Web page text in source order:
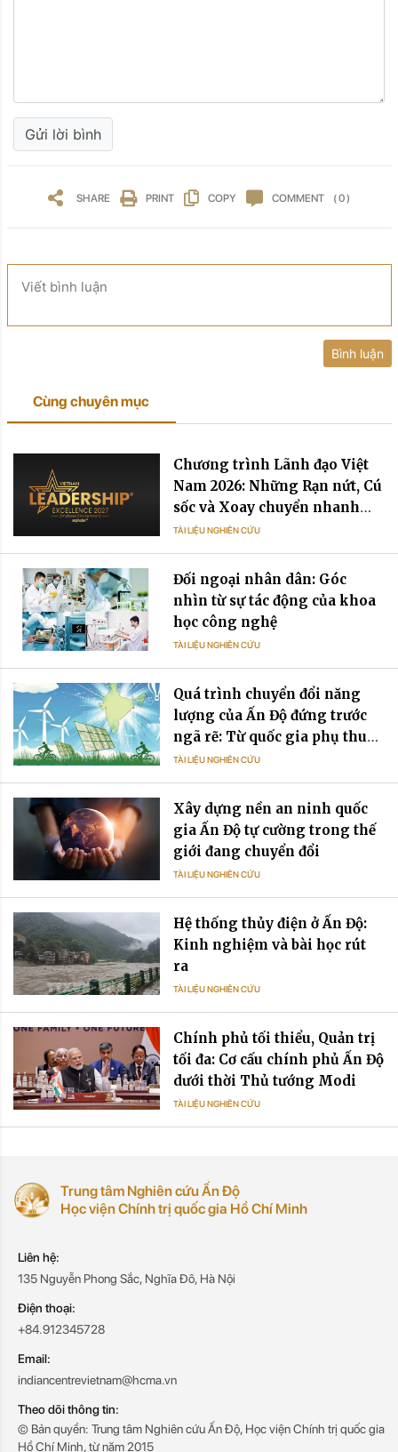
SHARE PRINT COPY COMMENT ( 0 )
Viết bình luận
Bình luận
Cùng chuyên mục
Chương trình Lãnh đạo Việt
Nam 2026: Những Rạn nứt, Cú
sốc và Xoay chuyển nhanh
chóng
TÀI LIỆU NGHIÊN CỨU
Đối ngoại nhân dân: Góc
nhìn từ sự tác động của khoa
học công nghệ
TÀI LIỆU NGHIÊN CỨU
Quá trình chuyển đổi năng
lượng của Ấn Độ đứng trước
ngã rẽ: Từ quốc gia phụ thuộc
dầu mỏ đến quốc gia phụ
thuộc điện năng
TÀI LIỆU NGHIÊN CỨU
Xây dựng nền an ninh quốc
gia Ấn Độ tự cường trong thế
giới đang chuyển đổi
TÀI LIỆU NGHIÊN CỨU
Hệ thống thủy điện ở Ấn Độ:
Kinh nghiệm và bài học rút
ra
TÀI LIỆU NGHIÊN CỨU
Chính phủ tối thiểu, Quản trị
tối đa: Cơ cấu chính phủ Ấn Độ
dưới thời Thủ tướng Modi
TÀI LIỆU NGHIÊN CỨU
Trung tâm Nghiên cứu Ấn Độ
Học viện Chính trị quốc gia Hồ Chí Minh
Liên hệ:
135 Nguyễn Phong Sắc, Nghĩa Đô, Hà Nội
Điện thoại:
+84.912345728
Email:
indiancentrevietnam@hcma.vn
Theo dõi thông tin:
© Bản quyền: Trung tâm Nghiên cứu Ấn Độ, Học viện Chính trị quốc gia
Hồ Chí Minh, từ năm 2015